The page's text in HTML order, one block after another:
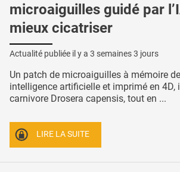
microaiguilles guidé par
mieux cicatriser
Actualité publiée il y a 3 semaines 3 jours
Un patch de microaiguilles à mémoire
intelligence artificielle et imprimé en 4D,
carnivore Drosera capensis, tout en ...
LIRE LA SUITE